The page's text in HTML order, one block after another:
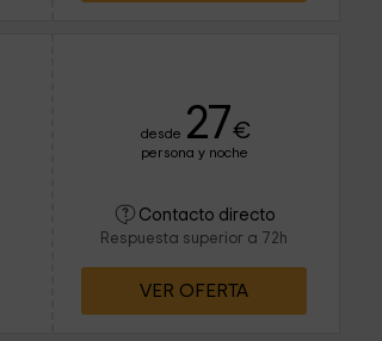
desde 27€
persona y noche
Contacto directo
Respuesta superior a 72h
VER OFERTA